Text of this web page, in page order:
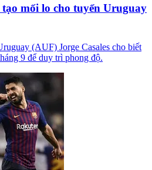
mối lo cho tuyển Uruguay
(AUF) Jorge Casales cho biết
9 để duy trì phong độ.